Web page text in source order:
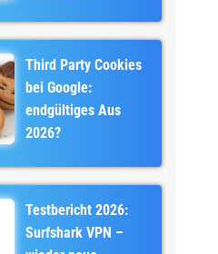
Third Party Cookies
bei Google:
endgültiges Aus
2026?
Testbericht 2026:
Surfshark VPN –